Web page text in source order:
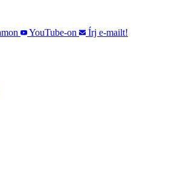
YouTube-on
Írj e-mailt!